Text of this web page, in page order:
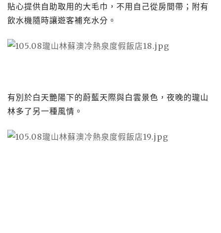
貼心提供自助取用的大毛巾，不用自己從房間帶；附有
飲水機隨時讓遊客補充水分。
有別於白天艷陽下的蔚藍天際與白雲景色，夜晚的瓏山
林多了另一種風情。